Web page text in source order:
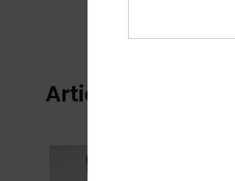
Articles vus